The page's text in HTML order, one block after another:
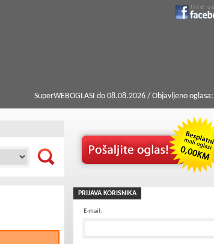
SuperWEBOGLASI do 08.08.2026 / Objavljeno oglasa:
PRIJAVA KORISNIKA
E-mail: